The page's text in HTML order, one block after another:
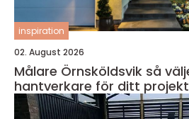
inspiration
02. August 2026
Målare Örnsköldsvik så väljer du rätt
hantverkare för ditt projekt